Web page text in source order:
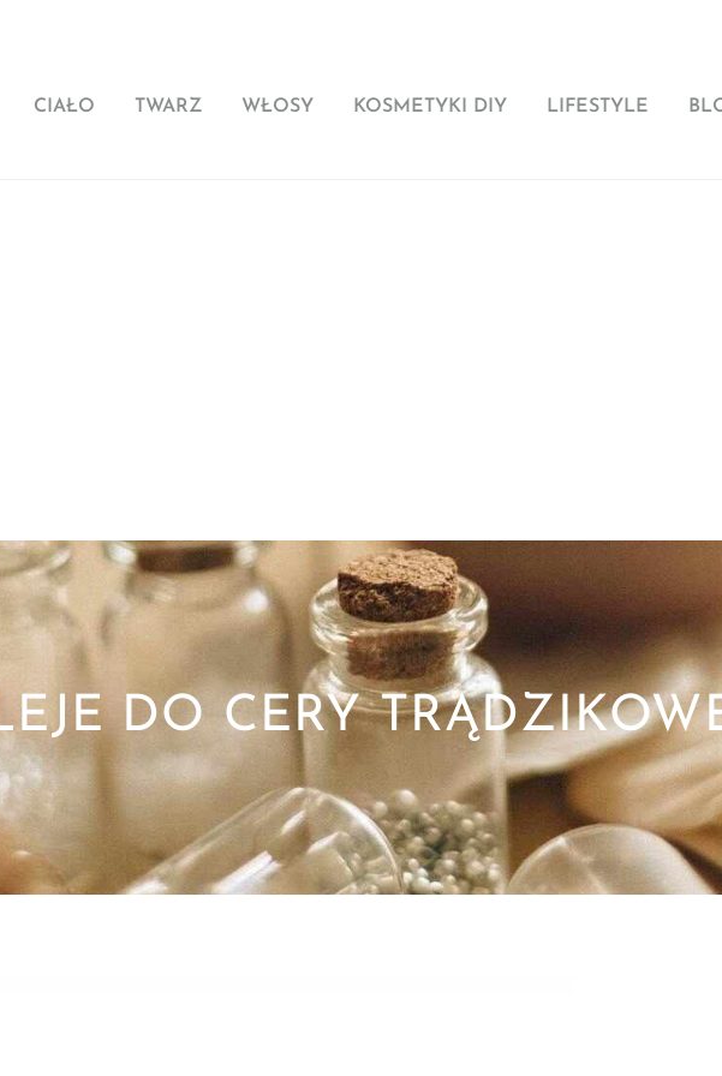
CIAŁO TWARZ WŁOSY KOSMETYKI DIY LIFESTYLE
DO CERY